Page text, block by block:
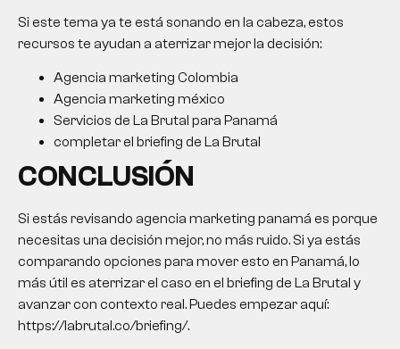
Si este tema ya te está sonando en la cabeza, estos
recursos te ayudan a aterrizar mejor la decisión:
Agencia marketing Colombia
Agencia marketing méxico
Servicios de La Brutal para Panamá
completar el briefing de La Brutal
CONCLUSIÓN
Si estás revisando agencia marketing panamá es porque
necesitas una decisión mejor, no más ruido. Si ya estás
comparando opciones para mover esto en Panamá, lo
más útil es aterrizar el caso en el briefing de La Brutal y
avanzar con contexto real. Puedes empezar aquí:
https://labrutal.co/briefing/.